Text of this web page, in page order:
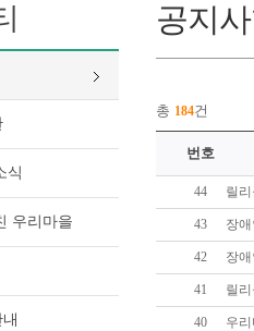
식
우리마을
공지
총 184건
번호
44 릴
43 장
42 장
41 릴
40 우